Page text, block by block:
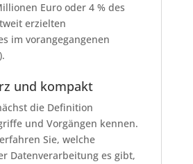
Euro oder 4 % des
erzielten
im vorangegangenen
und kompakt
die Definition
und Vorgängen kennen.
Sie, welche
Datenverarbeitung es gibt,